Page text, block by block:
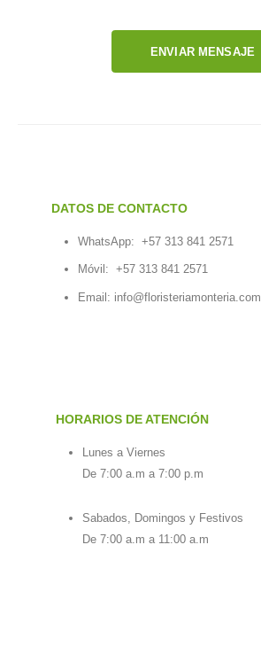
ENVIAR MENSAJE
DATOS DE CONTACTO
WhatsApp: +57 313 841 2571
Móvil: +57 313 841 2571
Email: info@floristeriamonteria.com
HORARIOS DE ATENCIÓN
Lunes a Viernes
De 7:00 a.m a 7:00 p.m
Sabados, Domingos y Festivos
De 7:00 a.m a 11:00 a.m